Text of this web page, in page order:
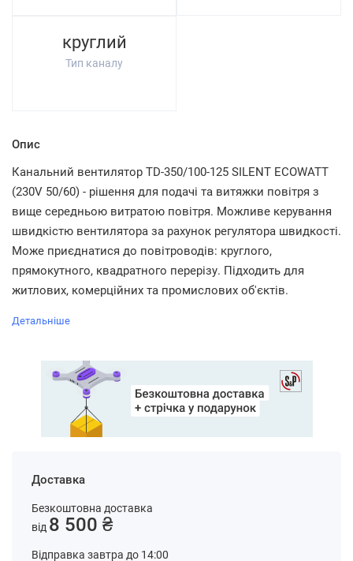
круглий
Тип каналу
Опис
Канальний вентилятор TD-350/100-125 SILENT ECOWATT
(230V 50/60) - рішення для подачі та витяжки повітря з
вище середньою витратою повітря. Можливе керування
швидкістю вентилятора за рахунок регулятора швидкості.
Може приєднатися до повітроводів: круглого,
прямокутного, квадратного перерізу. Підходить для
житлових, комерційних та промислових об'єктів.
Детальніше
Доставка
Безкоштовна доставка
від 8 500 ₴
Відправка завтра до 14:00